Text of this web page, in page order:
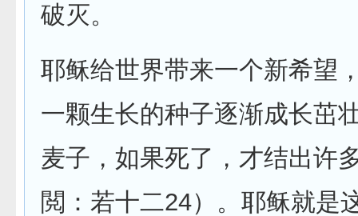
破灭。
耶稣给世界带来一个新希望
一颗生长的种子逐渐成长茁
麦子，如果死了，才结出许
閲：若十二24）。耶稣就是